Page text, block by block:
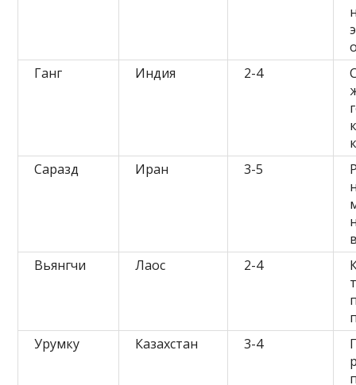
Ганг
Индия 2-4
Саразд
Иран 3-5
Вьянгчи
Лаос 2-4
Урумку
Казахстан 3-4